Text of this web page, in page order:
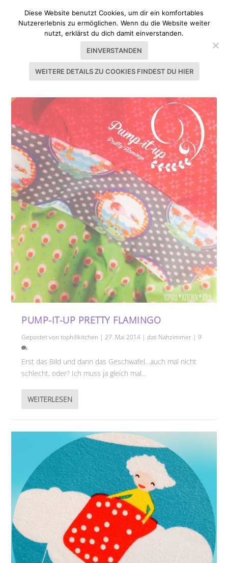
SCHLAGWORT:OVERLOCK
PUMP-IT-UP PRETTY FLAMINGO
Gepostet vontophillkitchen |27. Mai 2014 |das Nähzimmer |9
Erst das Bild und dann das Geschwafel…auch mal nicht
schlecht, oder? Ich muss ja gleich mal...
WEITERLESEN
Diese Website benutzt Cookies, um dir ein komfortables
Nutzererlebnis zu ermöglichen. Wenn du die Website weiter
nutzt, erklärst du dich damit einverstanden.
EINVERSTANDEN
WEITERE DETAILS ZU COOKIES FINDEST DU HIER